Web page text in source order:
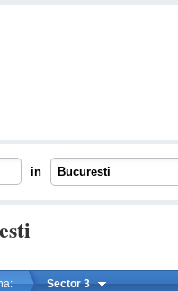
in Bucuresti
Sector 3